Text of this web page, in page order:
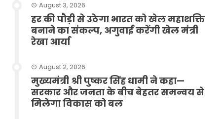
August 3, 2026
हर की पौड़ी से उठेगा भारत को खेल महाशक्ति
बनाने का संकल्प, अगुवाई करेंगी खेल मंत्री
रेखा आर्या
August 2, 2026
मुख्यमंत्री श्री पुष्कर सिंह धामी ने कहा—
सरकार और जनता के बीच बेहतर समन्वय से
मिलेगा विकास को बल